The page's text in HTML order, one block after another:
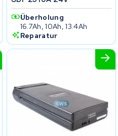
Überholung
16.7Ah, 10Ah, 13.4Ah
Reparatur